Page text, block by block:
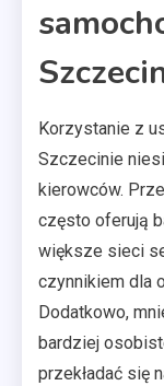
Korzystanie z
Szczecinie
kierowców.
często oferują
większe sieci
czynnikiem dla
Dodatkowo,
bardziej
przekładać się